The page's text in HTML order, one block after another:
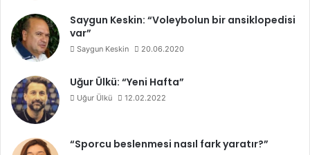
Saygun Keskin: “Voleybolun bir ansiklopedisi
var”
Saygun Keskin 20.06.2020
Uğur Ülkü: “Yeni Hafta”
Uğur Ülkü 12.02.2022
“Sporcu beslenmesi nasıl fark yaratır?”